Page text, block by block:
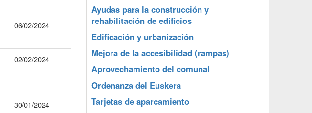
06/02/2024
02/02/2024
30/01/2024
Ayudas para la construcción y
rehabilitación de edificios
Edificación y urbanización
Mejora de la accesibilidad (rampas)
Aprovechamiento del comunal
Ordenanza del Euskera
Tarjetas de aparcamiento